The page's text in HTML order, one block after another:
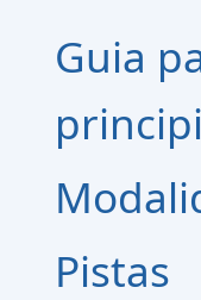
Guia
Pistas